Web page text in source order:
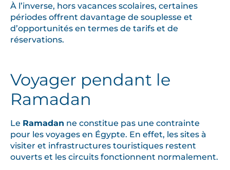
À l’inverse, hors vacances scolaires, certaines
périodes offrent davantage de souplesse et
d’opportunités en termes de tarifs et de
réservations.
Voyager pendant le
Ramadan
Le Ramadan ne constitue pas une contrainte
pour les voyages en Égypte. En effet, les sites à
visiter et infrastructures touristiques restent
ouverts et les circuits fonctionnent normalement.